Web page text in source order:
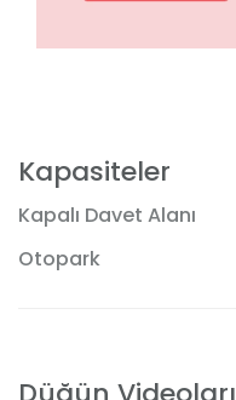
Kapasiteler
Kapalı Davet Alanı
Otopark